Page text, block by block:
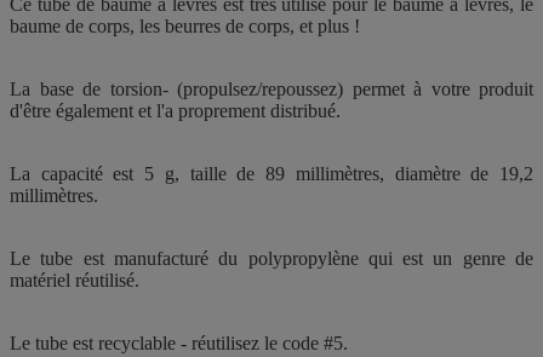
baume de corps, les beurres de corps, et plus !
La base de torsion- (propulsez/repoussez) permet à votre produit
d'être également et l'a proprement distribué.
La capacité est 5 g, taille de 89 millimètres, diamètre de 19,2
millimètres.
Le tube est manufacturé du polypropylène qui est un genre de
matériel réutilisé.
Le tube est recyclable - réutilisez le code #5.